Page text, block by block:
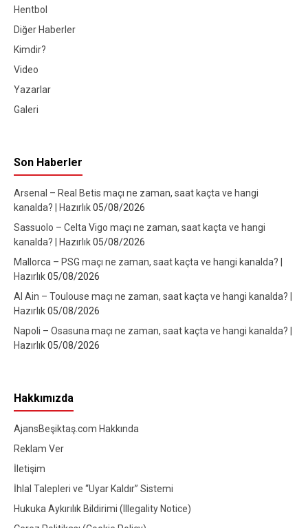
Hentbol
Diğer Haberler
Kimdir?
Video
Yazarlar
Galeri
Son Haberler
Arsenal – Real Betis maçı ne zaman, saat kaçta ve hangi
kanalda? | Hazırlık05/08/2026
Sassuolo – Celta Vigo maçı ne zaman, saat kaçta ve hangi
kanalda? | Hazırlık05/08/2026
Mallorca – PSG maçı ne zaman, saat kaçta ve hangi kanalda? |
Hazırlık05/08/2026
Al Ain – Toulouse maçı ne zaman, saat kaçta ve hangi kanalda? |
Hazırlık05/08/2026
Napoli – Osasuna maçı ne zaman, saat kaçta ve hangi kanalda? |
Hazırlık05/08/2026
Hakkımızda
AjansBeşiktaş.com Hakkında
Reklam Ver
İletişim
İhlal Talepleri ve “Uyar Kaldır” Sistemi
Hukuka Aykırılık Bildirimi (Illegality Notice)